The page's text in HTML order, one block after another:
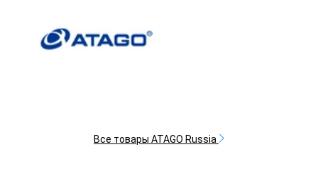
Все товары ATAGO Russia